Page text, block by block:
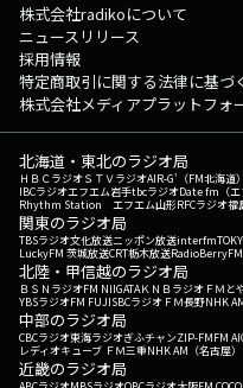
株式会社radikoについて
ニュースリリース
採用情報
特定商取引に関する法律に基づ
株式会社メディアプラットフォ
北海道・東北のラジオ局
ＨＢＣラジオＳＴＶラジオAIR-G'（FM北海道）
IBCラジオエフエム岩手tbcラジオDate fm（エ
Rhythm Station エフエム山形RFCラジオ福
関東のラジオ局
TBSラジオ文化放送ニッポン放送interfm
LuckyFM 茨城放送CRT栃木放送RadioBerry
北陸・甲信越のラジオ局
ＢＳＮラジオFM NIIGATAＫＮＢラジオ ＦＭと
YBSラジオFM FUJISBCラジオ ＦＭ長野NHK
中部のラジオ局
CBCラジオ東海ラジオぎふチャンZIP-FMFM
レディオキューブ ＦＭ三重NHK AM（名古屋）
近畿のラジオ局